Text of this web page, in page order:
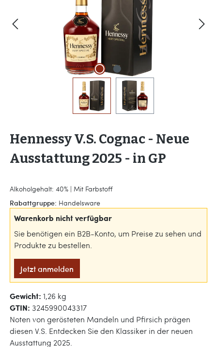
Hennessy V.S. Cognac - Neue
Ausstattung 2025 - in GP
Alkoholgehalt: 40% | Mit Farbstoff
Rabattgruppe: Handelsware
Warenkorb nicht verfügbar
Sie benötigen ein B2B-Konto, um Preise zu sehen und
Produkte zu bestellen.
Jetzt anmelden
Gewicht: 1,26 kg
GTIN: 3245990043317
Noten von gerösteten Mandeln und Pfirsich prägen
diesen V.S. Entdecken Sie den Klassiker in der neuen
Ausstattung 2025.